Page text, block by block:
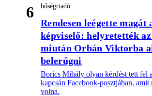
6 hőségriadó
Rendesen leégette magát
képviselő: helyretették
miután Orbán Viktorba
belerúgni
Borics Mihály olyan kérdést tett fel
kapcsán Facebook-posztjában, amit
volna.